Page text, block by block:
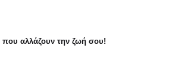
που αλλάζουν την ζωή σου!